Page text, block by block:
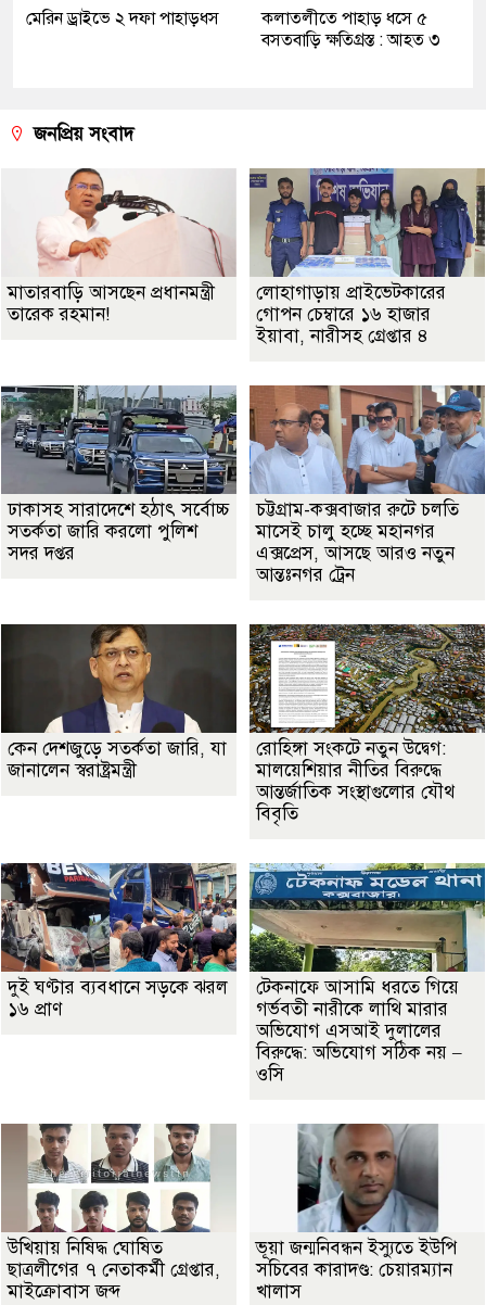
মেরিন ড্রাইভে ২ দফা পাহাড়ধস
কলাতলীতে পাহাড় ধসে ৫
বসতবাড়ি ক্ষতিগ্রস্ত : আহত ৩
জনপ্রিয় সংবাদ
মাতারবাড়ি আসছেন প্রধানমন্ত্রী
তারেক রহমান!
লোহাগাড়ায় প্রাইভেটকারের
গোপন চেম্বারে ১৬ হাজার
ইয়াবা, নারীসহ গ্রেপ্তার ৪
ঢাকাসহ সারাদেশে হঠাৎ সর্বোচ্চ
সতর্কতা জা‌রি করলো পুলিশ
সদর দপ্তর
চট্টগ্রাম-কক্সবাজার রুটে চলতি
মাসেই চালু হচ্ছে মহানগর
এক্সপ্রেস, আসছে আরও নতুন
আন্তঃনগর ট্রেন
কেন দেশজুড়ে সতর্কতা জারি, যা
জানালেন স্বরাষ্ট্রমন্ত্রী
রোহিঙ্গা সংকটে নতুন উদ্বেগ:
মালয়েশিয়ার নীতির বিরুদ্ধে
আন্তর্জাতিক সংস্থাগুলোর যৌথ
বিবৃতি
দুই ঘণ্টার ব্যবধানে সড়কে ঝরল
১৬ প্রাণ
টেকনাফে আসামি ধরতে গিয়ে
গর্ভবতী নারীকে লাথি মারার
অভিযোগ এসআই দুলালের
বিরুদ্ধে: অভিযোগ সঠিক নয় –
ওসি
উখিয়ায় নিষিদ্ধ ঘোষিত
ছাত্রলীগের ৭ নেতাকর্মী গ্রেপ্তার,
মাইক্রোবাস জব্দ
ভূয়া জন্মনিবন্ধন ইস্যুতে ইউপি
সচিবের কারাদণ্ড: চেয়ারম্যান
খালাস